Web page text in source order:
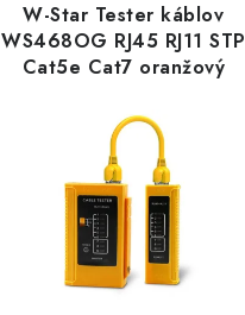
W-Star Tester káblov
WS468OG RJ45 RJ11 STP
Cat5e Cat7 oranžový